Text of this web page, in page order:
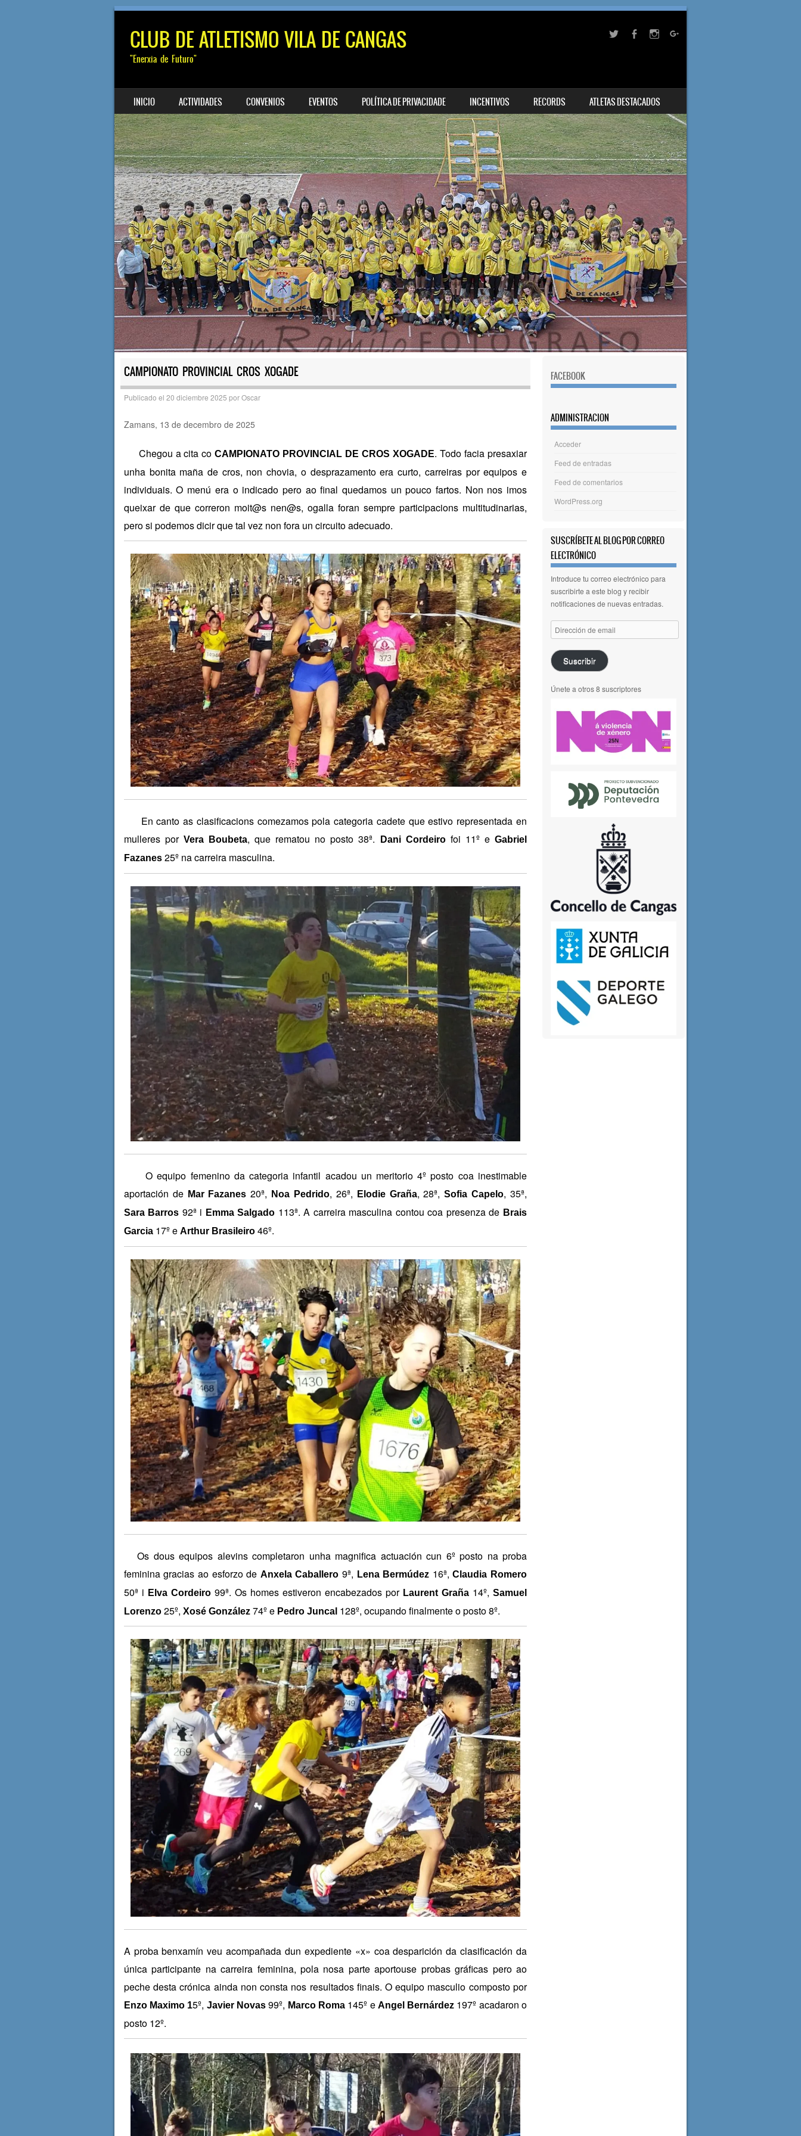
CLUB DE ATLETISMO VILA DE CANGAS
"Enerxia de Futuro"
MENÚ
SALTAR AL CONTENIDO
INICIO ACTIVIDADES CONVENIOS EVENTOS POLÍTICA DE PRIVACIDADE INCENTIVOS RECORDS ATLETAS DESTACADOS
CAMPIONATO PROVINCIAL CROS XOGADE
Publicado el 20 diciembre 2025 porOscar
Zamans, 13 de decembro de 2025
Chegou a cita coCAMPIONATO PROVINCIAL DE CROS XOGADE. Todo facia presaxiar
unha bonita maña de cros, non chovia, o desprazamento era curto, carreiras por equipos e
individuais. O menú era o indicado pero ao final quedamos un pouco fartos. Non nos imos
queixar de que correron moit@s nen@s, ogalla foran sempre participacions multitudinarias,
pero si podemos dicir que tal vez non fora un circuito adecuado.
En canto as clasificacions comezamos pola categoria cadete que estivo representada en
mulleres por Vera Boubeta, que rematou no posto 38ª. Dani Cordeirofoi 11º eGabriel
Fazanes25º na carreira masculina.
O equipo femenino da categoria infantil acadou un meritorio 4º posto coa inestimable
aportación de Mar Fazanes 20ª, Noa Pedrido, 26ª, Elodie Graña, 28ª,Sofia Capelo, 35ª,
Sara Barros 92ª i Emma Salgado 113ª. A carreira masculina contou coa presenza de Brais
Garcia 17º e Arthur Brasileiro46º.
Os dous equipos alevins completaron unha magnifica actuación cun 6º posto na proba
feminina gracias ao esforzo de Anxela Caballero 9ª, Lena Bermúdez 16ª,Claudia Romero
50ª i Elva Cordeiro 99ª. Os homes estiveron encabezados por Laurent Graña 14º, Samuel
Lorenzo 25º, Xosé González74º ePedro Juncal 128º, ocupando finalmente o posto 8º.
A proba benxamín veu acompañada dun expediente «x» coa desparición da clasificación da
única participante na carreira feminina, pola nosa parte aportouse probas gráficas pero ao
peche desta crónica ainda non consta nos resultados finais. O equipo masculio composto por
Enzo Maximo 15º, Javier Novas 99º, Marco Roma 145º e Angel Bernárdez 197º acadaron o
posto 12º.
FACEBOOK
ADMINISTRACION
Acceder
Feed de entradas
Feed de comentarios
WordPress.org
SUSCRÍBETE AL BLOG POR CORREO
ELECTRÓNICO
Introduce tu correo electrónico para
suscribirte a este blog y recibir
notificaciones de nuevas entradas.
Dirección
de
email
Suscribir
Únete a otros 8 suscriptores